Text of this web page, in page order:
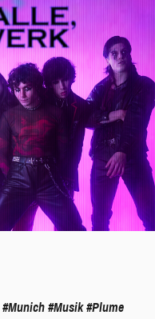
#Munich #Musik #Plume